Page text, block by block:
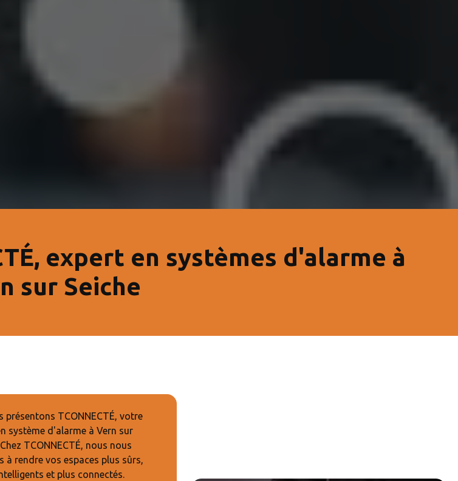
expert en systèmes d'alarme à
sur Seiche
présentons TCONNECTÉ, votre
système d'alarme à Vern sur
TCONNECTÉ, nous nous
à rendre vos espaces plus sûrs,
et plus connectés.